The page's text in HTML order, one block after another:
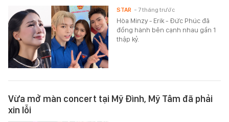
Hòa Minzy - Erik - Đức Phúc đã
đồng hành bên cạnh nhau gần 1
thập kỷ.
STAR - 7 tháng trước
Vừa mở màn concert tại Mỹ Đình, Mỹ Tâm đã phải
xin lỗi